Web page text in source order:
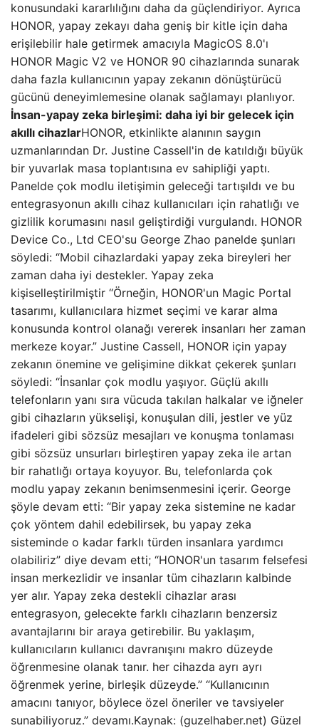
konusundaki kararlılığını daha da güçlendiriyor. Ayrıca
HONOR, yapay zekayı daha geniş bir kitle için daha
erişilebilir hale getirmek amacıyla MagicOS 8.0'ı
HONOR Magic V2 ve HONOR 90 cihazlarında sunarak
daha fazla kullanıcının yapay zekanın dönüştürücü
gücünü deneyimlemesine olanak sağlamayı planlıyor.
İnsan-yapay zeka birleşimi: daha iyi bir gelecek için
akıllı cihazlarHONOR, etkinlikte alanının saygın
uzmanlarından Dr. Justine Cassell'in de katıldığı büyük
bir yuvarlak masa toplantısına ev sahipliği yaptı.
Panelde çok modlu iletişimin geleceği tartışıldı ve bu
entegrasyonun akıllı cihaz kullanıcıları için rahatlığı ve
gizlilik korumasını nasıl geliştirdiği vurgulandı. HONOR
Device Co., Ltd CEO'su George Zhao panelde şunları
söyledi: “Mobil cihazlardaki yapay zeka bireyleri her
zaman daha iyi destekler. Yapay zeka
kişiselleştirilmiştir “Örneğin, HONOR'un Magic Portal
tasarımı, kullanıcılara hizmet seçimi ve karar alma
konusunda kontrol olanağı vererek insanları her zaman
merkeze koyar.” Justine Cassell, HONOR için yapay
zekanın önemine ve gelişimine dikkat çekerek şunları
söyledi: “İnsanlar çok modlu yaşıyor. Güçlü akıllı
telefonların yanı sıra vücuda takılan halkalar ve iğneler
gibi cihazların yükselişi, konuşulan dili, jestler ve yüz
ifadeleri gibi sözsüz mesajları ve konuşma tonlaması
gibi sözsüz unsurları birleştiren yapay zeka ile artan
bir rahatlığı ortaya koyuyor. Bu, telefonlarda çok
modlu yapay zekanın benimsenmesini içerir. George
şöyle devam etti: “Bir yapay zeka sistemine ne kadar
çok yöntem dahil edebilirsek, bu yapay zeka
sisteminde o kadar farklı türden insanlara yardımcı
olabiliriz” diye devam etti; “HONOR'un tasarım felsefesi
insan merkezlidir ve insanlar tüm cihazların kalbinde
yer alır. Yapay zeka destekli cihazlar arası
entegrasyon, gelecekte farklı cihazların benzersiz
avantajlarını bir araya getirebilir. Bu yaklaşım,
kullanıcıların kullanıcı davranışını makro düzeyde
öğrenmesine olanak tanır. her cihazda ayrı ayrı
öğrenmek yerine, birleşik düzeyde.” “Kullanıcının
amacını tanıyor, böylece özel öneriler ve tavsiyeler
sunabiliyoruz.” devamı.Kaynak: (guzelhaber.net) Güzel